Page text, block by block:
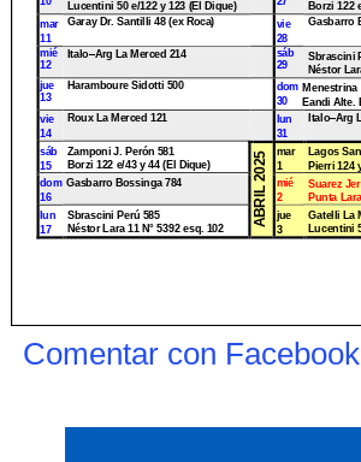
Comentar con Facebook